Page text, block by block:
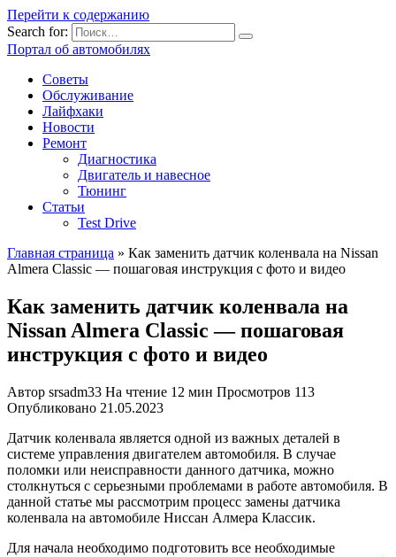
Перейти к содержанию
Search for:
Портал об автомобилях
Советы
Обслуживание
Лайфхаки
Новости
Ремонт
Диагностика
Двигатель и навесное
Тюнинг
Статьи
Test Drive
Главная страница » Как заменить датчик коленвала на Nissan
Almera Classic — пошаговая инструкция с фото и видео
Как заменить датчик коленвала на
Nissan Almera Classic — пошаговая
инструкция с фото и видео
Автор srsadm33 На чтение 12 мин Просмотров 113
Опубликовано 21.05.2023
Датчик коленвала является одной из важных деталей в
системе управления двигателем автомобиля. В случае
поломки или неисправности данного датчика, можно
столкнуться с серьезными проблемами в работе автомобиля. В
данной статье мы рассмотрим процесс замены датчика
коленвала на автомобиле Ниссан Алмера Классик.
Для начала необходимо подготовить все необходимые